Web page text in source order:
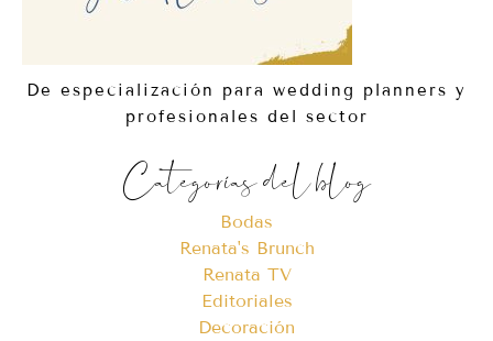
De especialización para wedding planners y
profesionales del sector
Categorías del blog
Bodas
Renata's Brunch
Renata TV
Editoriales
Decoración